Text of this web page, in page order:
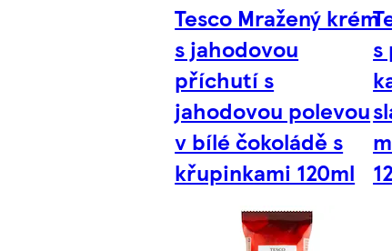
Tesco Mražený krém
s jahodovou
příchutí s
jahodovou polevou
v bílé čokoládě s
křupinkami 120ml
s